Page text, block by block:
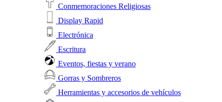
Conmemoraciones Religiosas
Display Rapid
Electrónica
Escritura
Eventos, fiestas y verano
Gorras y Sombreros
Herramientas y accesorios de vehículos